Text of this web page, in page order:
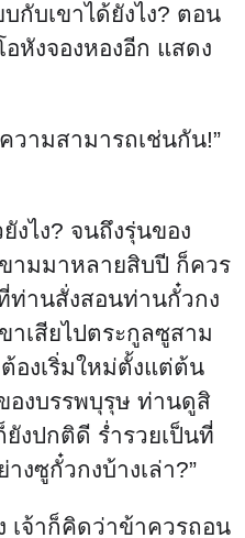
กับเขาได้ยังไง? ตอน
หังจองหองอีก แสดง
วามสามารถเช่นกัน!”
ยังไง? จนถึงรุ่นของ
ามมาหลายสิบปี ก็ควร
ท่านสั่งสอนท่านกั๋วกง
าเสียไปตระกูลซูสาม
องเริ่มใหม่ตั้งแต่ต้น
องบรรพบุรุษ ท่านดูสิ
งปกติดี ร่ำรวยเป็นที่
งซูกั๋วกงบ้างเล่า?”
เจ้าก็คิดว่าข้าควรถอน